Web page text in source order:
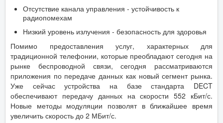
Отсутствие канала управления - устойчивость к
радиопомехам
Низкий уровень излучения - безопасность для здоровья
Помимо предоставления услуг, характерных для
традиционной телефонии, которые преобладают сегодня на
рынке беспроводной связи, сегодня рассматриваются
приложения по передаче данных как новый сегмент рынка.
Уже сейчас устройства на базе стандарта DECT
обеспечивают передачу данных на скорости 552 кБит/с.
Новые методы модуляции позволят в ближайшее время
увеличить скорость до 2 МБит/с.